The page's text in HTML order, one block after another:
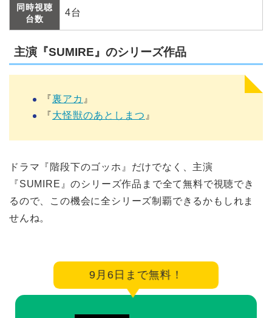
同時視聴
台数
4台
主演『SUMIRE』のシリーズ作品
『裏アカ 』
『大怪獣のあとしまつ 』
ドラマ『階段下のゴッホ』だけでなく、主演
『SUMIRE』のシリーズ作品まで全て無料で視聴でき
るので、この機会に全シリーズ制覇できるかもしれま
せんね。
9月6日まで無料！